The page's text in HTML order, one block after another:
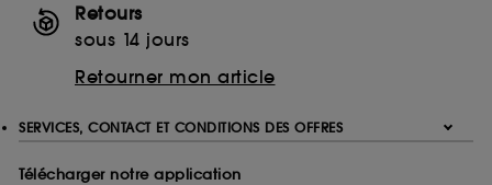
Retours
sous 14 jours
Retourner mon article
SERVICES, CONTACT ET CONDITIONS DES OFFRES
Télécharger notre application